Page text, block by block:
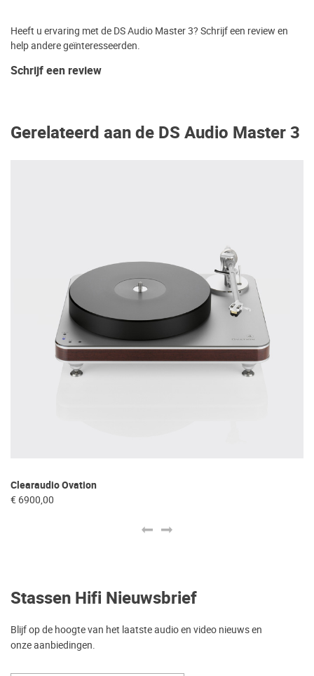
Heeft u ervaring met de DS Audio Master 3? Schrijf een review en
help andere geïnteresseerden.
Schrijf een review
Gerelateerd aan de DS Audio Master 3
Clearaudio Ovation
€ 6900,00
Stassen Hifi Nieuwsbrief
Blijf op de hoogte van het laatste audio en video nieuws en
onze aanbiedingen.